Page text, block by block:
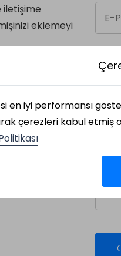
iletişime
eklemeyi
en iyi performansı
çerezleri kabul etmiş